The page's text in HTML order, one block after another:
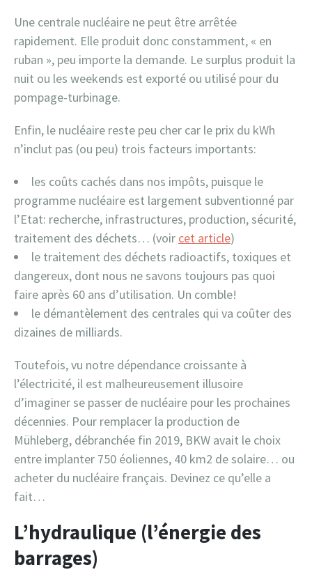
Une centrale nucléaire ne peut être arrêtée
rapidement. Elle produit donc constamment, « en
ruban », peu importe la demande. Le surplus produit la
nuit ou les weekends est exporté ou utilisé pour du
pompage-turbinage.
Enfin, le nucléaire reste peu cher car le prix du kWh
n’inclut pas (ou peu) trois facteurs importants:
les coûts cachés dans nos impôts, puisque le
programme nucléaire est largement subventionné par
l’Etat: recherche, infrastructures, production, sécurité,
traitement des déchets… (voir cet article)
le traitement des déchets radioactifs, toxiques et
dangereux, dont nous ne savons toujours pas quoi
faire après 60 ans d’utilisation. Un comble!
le démantèlement des centrales qui va coûter des
dizaines de milliards.
Toutefois, vu notre dépendance croissante à
l’électricité, il est malheureusement illusoire
d’imaginer se passer de nucléaire pour les prochaines
décennies. Pour remplacer la production de
Mühleberg, débranchée fin 2019, BKW avait le choix
entre implanter 750 éoliennes, 40 km2 de solaire… ou
acheter du nucléaire français. Devinez ce qu’elle a
fait…
L’hydraulique (l’énergie des
barrages)